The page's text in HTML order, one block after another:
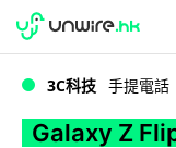
WWDC 2026
3C科技 手提電話
Galaxy Z